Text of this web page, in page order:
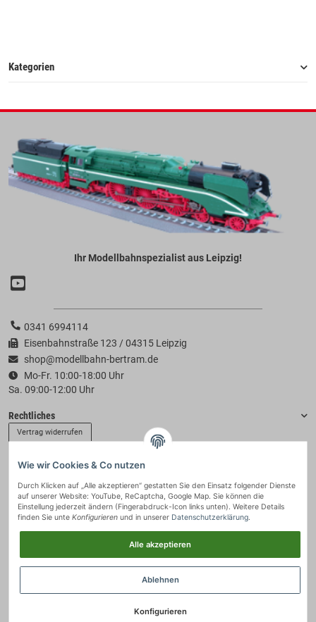
Kategorien
Ihr Modellbahnspezialist aus Leipzig!
0341 6994114
Eisenbahnstraße 123 / 04315 Leipzig
shop@modellbahn-bertram.de
Mo-Fr. 10:00-18:00 Uhr
Sa. 09:00-12:00 Uhr
Rechtliches
Vertrag widerrufen
Zahlung & Versand
Wie wir Cookies & Co nutzen
Durch Klicken auf „Alle akzeptieren“ gestatten Sie den Einsatz folgender Dienste
auf unserer Website: YouTube, ReCaptcha, Google Map. Sie können die
Einstellung jederzeit ändern (Fingerabdruck-Icon links unten). Weitere Details
finden Sie unte Konfigurieren und in unserer Datenschutzerklärung.
Alle akzeptieren
Ablehnen
Konfigurieren